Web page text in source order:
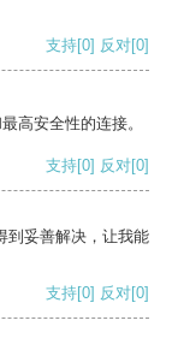
支持[0] 反对[0]
高安全性的连接。
支持[0] 反对[0]
到妥善解决，让我能
支持[0] 反对[0]